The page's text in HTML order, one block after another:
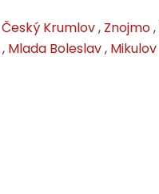
Český Krumlov, Znojmo,
, Mlada Boleslav, Mikulov